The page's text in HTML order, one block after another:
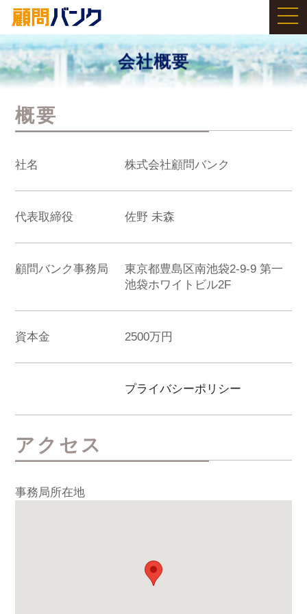
会社概要
概要
社名 株式会社顧問バンク
代表取締役 佐野 未森
顧問バンク事務局
東京都豊島区南池袋2-9-9 第一
池袋ホワイトビル2F
資本金 2500万円
プライバシーポリシー
アクセス
事務局所在地